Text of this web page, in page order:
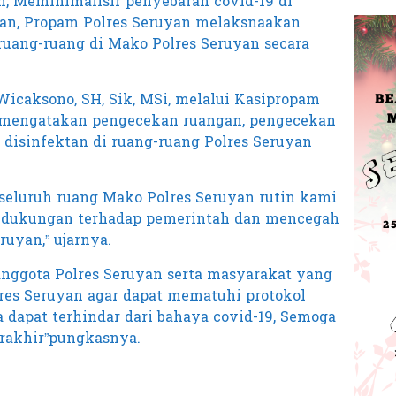
Propam Polres Seruyan melaksnaakan
ruang di Mako Polres Seruyan secara
SH, Sik, MSi, melalui Kasipropam
pengecekan ruangan, pengecekan
di ruang-ruang Polres Seruyan
ruang Mako Polres Seruyan rutin kami
terhadap pemerintah dan mencegah
ujarnya.
Polres Seruyan serta masyarakat yang
Seruyan agar dapat mematuhi protokol
terhindar dari bahaya covid-19, Semoga